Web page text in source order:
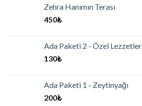
Zehra Hanımın Terası
450₺
Ada Paketi 2 - Özel Lezzetler
130₺
Ada Paketi 1 - Zeytinyağı
200₺